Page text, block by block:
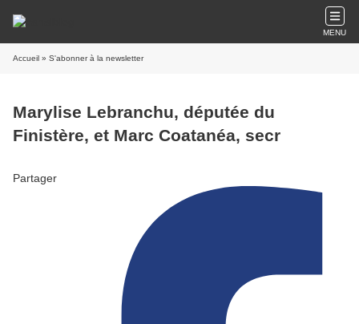
MENU
Accueil » S'abonner à la newsletter
Marylise Lebranchu, députée du
Finistère, et Marc Coatanéa, secr
Partager